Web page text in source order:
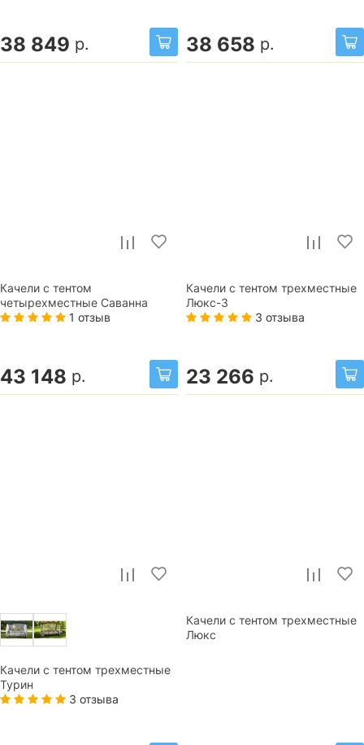
38 849 р. 38 658 р.
Качели с тентом
четырехместные Саванна
1 отзыв
43 148 р.
Качели с тентом трехместные
Люкс-3
3 отзыва
23 266 р.
Качели с тентом трехместные
Турин
3 отзыва
Качели с тентом трехместные
Люкс